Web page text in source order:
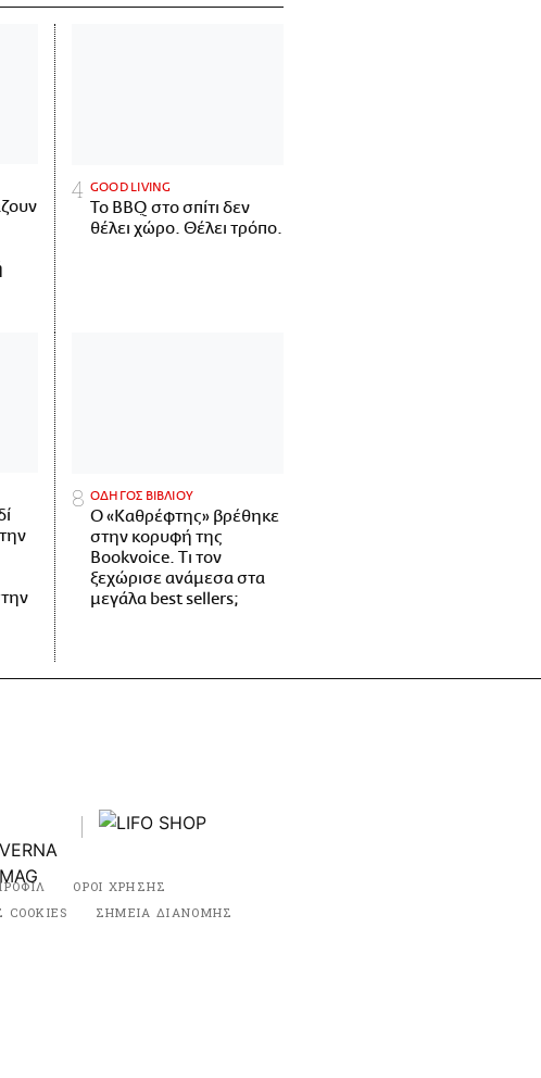
GOOD LIVING
Το BBQ στο σπίτι δεν
θέλει χώρο. Θέλει τρόπο.
ΟΔΗΓΟΣ ΒΙΒΛΙΟΥ
Ο «Καθρέφτης» βρέθηκε
στην κορυφή της
Bookvoice. Τι τον
ξεχώρισε ανάμεσα στα
μεγάλα best sellers;
ΟΡΟΙ ΧΡΗΣΗΣ
ΣΗΜΕΙΑ ΔΙΑΝΟΜΗΣ